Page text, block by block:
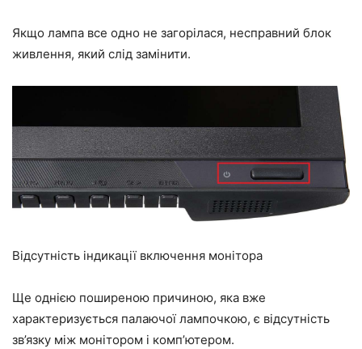
Якщо лампа все одно не загорілася, несправний блок
живлення, який слід замінити.
Відсутність індикації включення монітора
Ще однією поширеною причиною, яка вже
характеризується палаючої лампочкою, є відсутність
зв’язку між монітором і комп’ютером.